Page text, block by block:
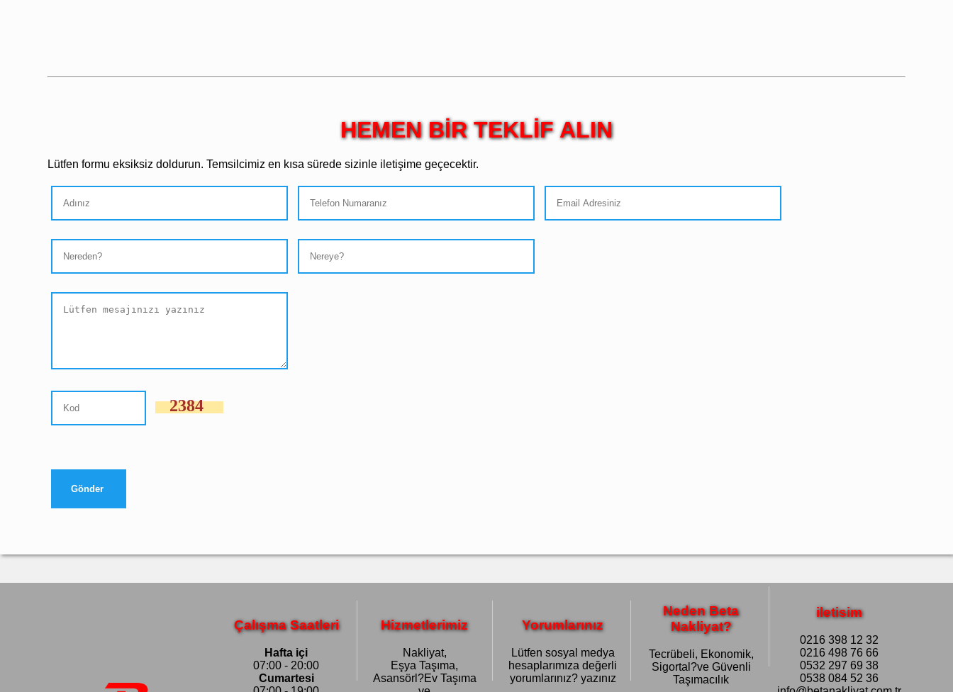
HEMEN BİR TEKLİF ALIN
Lütfen formu eksiksiz doldurun. Temsilcimiz en kısa sürede sizinle iletişime geçecektir.
2384
Çalışma Saatleri
Hafta içi
07:00 - 20:00
Cumartesi
Hizmetlerimiz
Nakliyat,
Eşya Taşıma,
Asansörl?Ev Taşıma
Yorumlarınız
Lütfen sosyal medya
hesaplarımıza değerli
yorumlarınız? yazınız
Neden Beta
Nakliyat?
Tecrübeli, Ekonomik,
Sigortal?ve Güvenli
Taşımacılık
iletisim
0216 398 12 32
0216 498 76 66
0532 297 69 38
0538 084 52 36